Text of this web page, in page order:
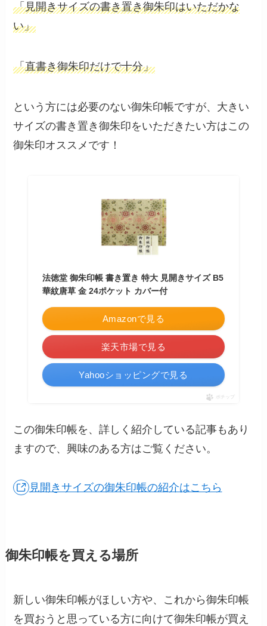
「見開きサイズの書き置き御朱印はいただかな
い」
「直書き御朱印だけで十分」
という方には必要のない御朱印帳ですが、大きい
サイズの書き置き御朱印をいただきたい方はこの
御朱印オススメです！
法徳堂 御朱印帳 書き置き 特大 見開きサイズ B5
華紋唐草 金 24ポケット カバー付
Amazonで見る
楽天市場で見る
Yahooショッピングで見る
ポチップ
この御朱印帳を、詳しく紹介している記事もあり
ますので、興味のある方はご覧ください。
見開きサイズの御朱印帳の紹介はこちら
御朱印帳を買える場所
新しい御朱印帳がほしい方や、これから御朱印帳
を買おうと思っている方に向けて御朱印帳が買え